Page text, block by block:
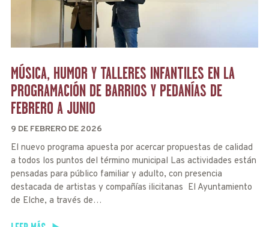
MÚSICA, HUMOR Y TALLERES INFANTILES EN LA
PROGRAMACIÓN DE BARRIOS Y PEDANÍAS DE
FEBRERO A JUNIO
9 DE FEBRERO DE 2026
El nuevo programa apuesta por acercar propuestas de calidad
a todos los puntos del término municipal Las actividades están
pensadas para público familiar y adulto, con presencia
destacada de artistas y compañías ilicitanas El Ayuntamiento
de Elche, a través de…